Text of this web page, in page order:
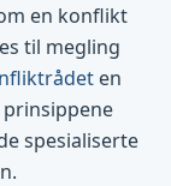
en konflikt
til megling
en
spesialiserte